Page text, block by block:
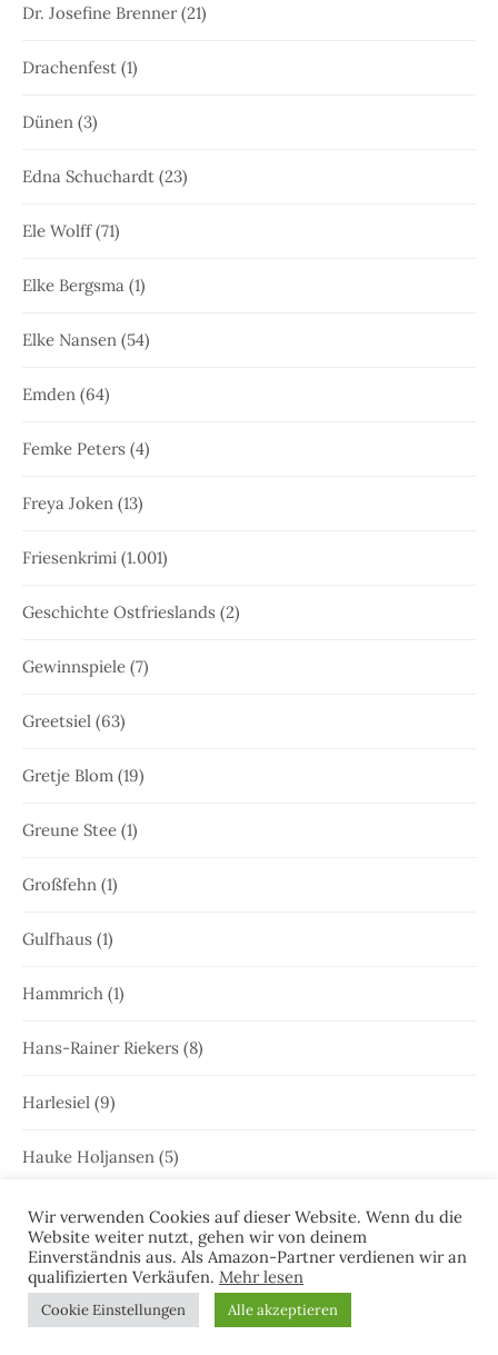
Dr. Josefine Brenner(21)
Drachenfest (1)
Dünen (3)
Edna Schuchardt (23)
Ele Wolff(71)
Elke Bergsma (1)
Elke Nansen (54)
Emden (64)
Femke Peters (4)
Freya Joken (13)
Friesenkrimi (1.001)
Geschichte Ostfrieslands (2)
Gewinnspiele (7)
Greetsiel (63)
Gretje Blom (19)
Greune Stee (1)
Großfehn (1)
Gulfhaus (1)
Hammrich (1)
Hans-Rainer Riekers (8)
Harlesiel (9)
Hauke Holjansen (5)
Hedda Böttcher (23)
Henriette Honig(12)
Heringstage(1)
Wir verwenden Cookies auf dieser Website. Wenn du die
Website weiter nutzt, gehen wir von deinem
Einverständnis aus. Als Amazon-Partner verdienen wir an
qualifizierten Verkäufen. Mehr lesen
Cookie Einstellungen Alle akzeptieren